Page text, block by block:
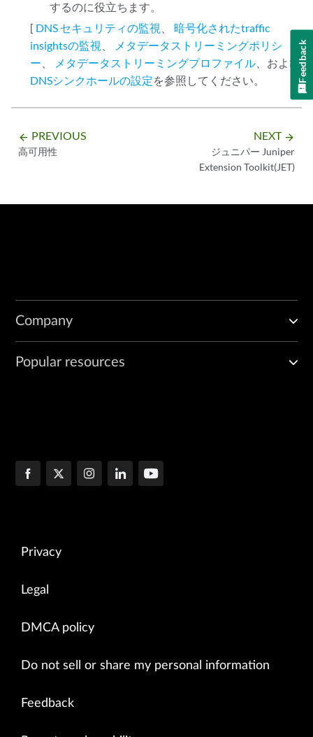
するのに役立ちます。
[ DNS セキュリティの監視 、暗号化されたtraffic
insightsの監視
メタデータストリーミングポリシ
ー
メタデータストリーミングプロファイル 、および
DNSシンクホールの設定を参照してください。
arrow_backward PREVIOUS
高可用性
NEXT arrow_forward
ジュニパー Juniper
Extension Toolkit(JET)
Company
Popular resources
Privacy
Legal
DMCA policy
Do not sell or share my personal information
Feedback
Feedback